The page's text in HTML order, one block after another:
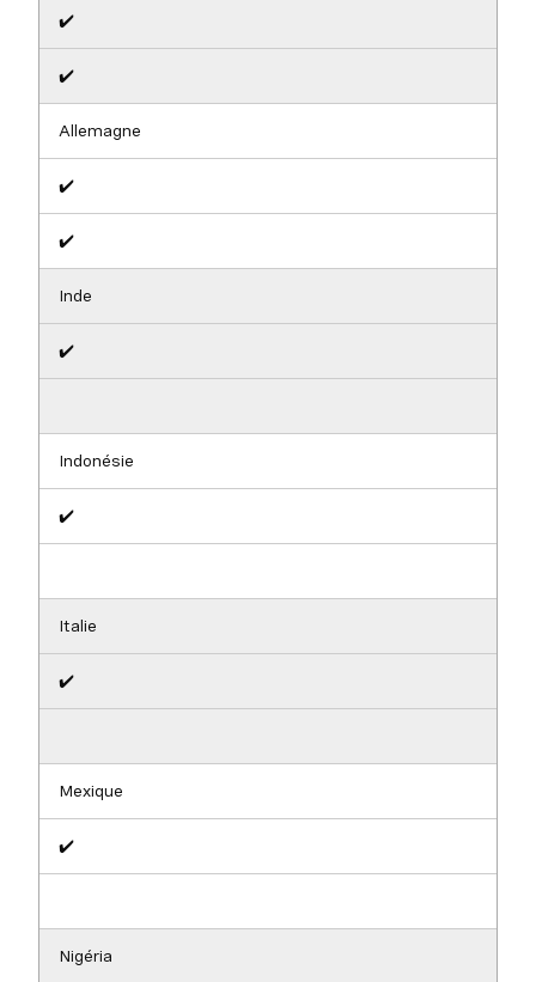
✔️
✔️
Allemagne
✔️
✔️
Inde
✔️
Indonésie
✔️
Italie
✔️
Mexique
✔️
Nigéria